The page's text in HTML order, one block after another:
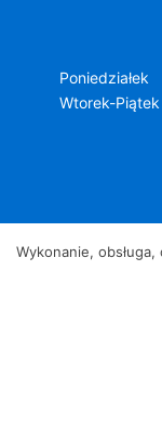
Poniedziałek
Wtorek-Piątek
Wykonanie,